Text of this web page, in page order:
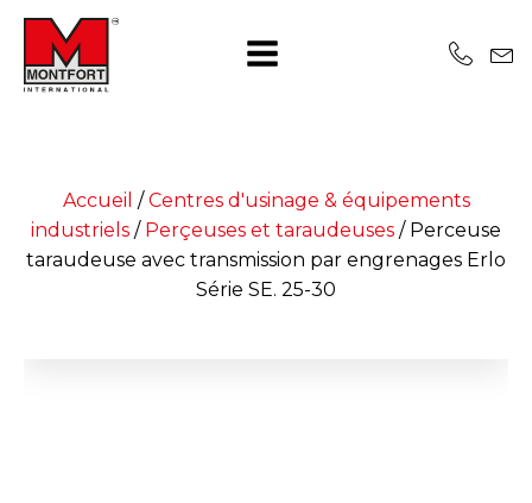
Accueil /Centres d'usinage & équipements
industriels / Perçeuses et taraudeuses / Perceuse
taraudeuse avec transmission par engrenages Erlo
Série SE. 25-30